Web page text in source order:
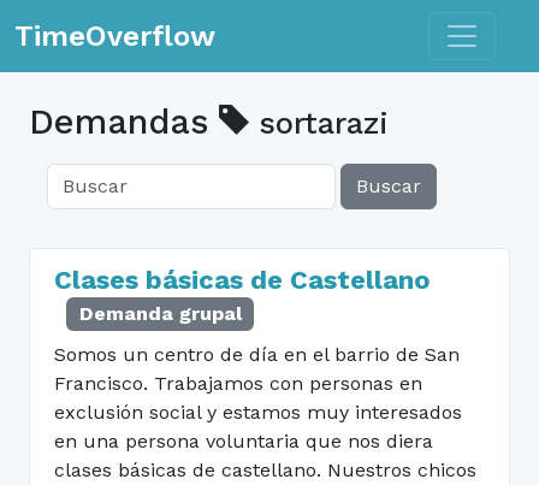
TimeOverflow Toggle
Demandas sortarazi
Buscar
Clases básicas de Castellano
Demanda grupal
Somos un centro de día en el barrio de San
Francisco. Trabajamos con personas en
exclusión social y estamos muy interesados
en una persona voluntaria que nos diera
clases básicas de castellano. Nuestros chicos